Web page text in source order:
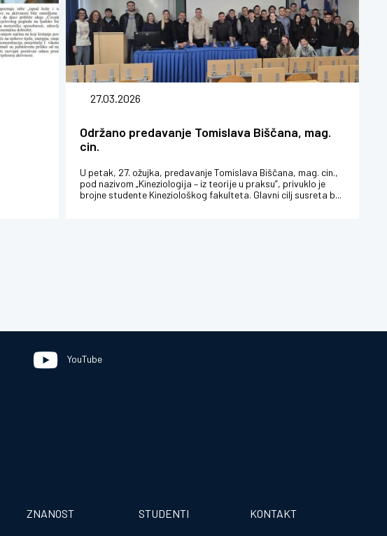
27.03.2026
Održano predavanje Tomislava Biščana, mag.
cin.
U petak, 27. ožujka, predavanje Tomislava Biščana, mag. cin.,
pod nazivom „Kineziologija – iz teorije u praksu”, privuklo je
brojne studente Kineziološkog fakulteta. Glavni cilj susreta b...
YouTube
ZNANOST STUDENTI KONTAKT